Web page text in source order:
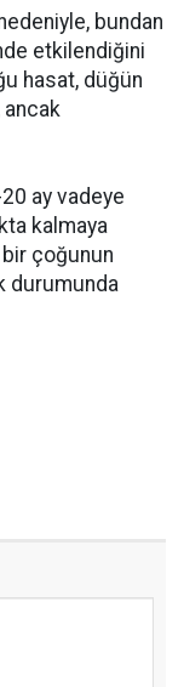
bundan
etkilendiğini
hasat, düğün
ancak
ay vadeye
kalmaya
bir çoğunun
durumunda